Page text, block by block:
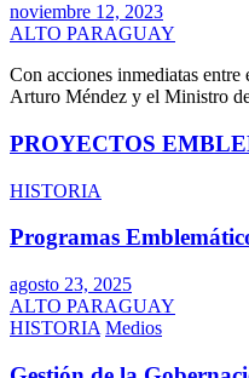
noviembre 12, 2023
ALTO PARAGUAY
Con acciones inmediatas
Arturo Méndez y el Ministro
PROYECTOS
HISTORIA
Programas
agosto 23, 2025
ALTO PARAGUAY
HISTORIA Medios